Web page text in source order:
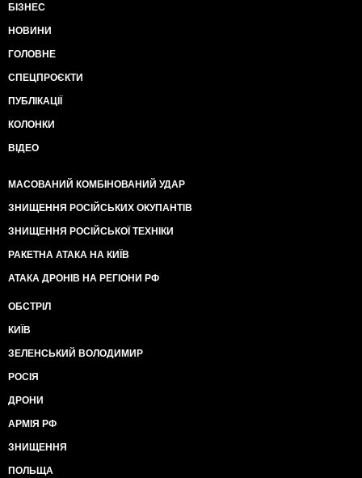
БІЗНЕС
НОВИНИ
ГОЛОВНЕ
СПЕЦПРОЄКТИ
ПУБЛІКАЦІЇ
КОЛОНКИ
ВІДЕО
МАСОВАНИЙ КОМБІНОВАНИЙ УДАР
ЗНИЩЕННЯ РОСІЙСЬКИХ ОКУПАНТІВ
ЗНИЩЕННЯ РОСІЙСЬКОЇ ТЕХНІКИ
РАКЕТНА АТАКА НА КИЇВ
АТАКА ДРОНІВ НА РЕГІОНИ РФ
ОБСТРІЛ
КИЇВ
ЗЕЛЕНСЬКИЙ ВОЛОДИМИР
РОСІЯ
ДРОНИ
АРМІЯ РФ
ЗНИЩЕННЯ
ПОЛЬЩА